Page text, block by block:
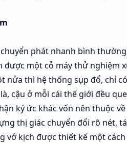
phát nhanh bình
một cỗ máy thử nghiệm
nửa thì hệ thống sụp đổ, chỉ
cậu ở mỗi cái thế giới đều
ký ức khác vốn nên thuộc
thị giác chuyển đổi rõ nét,
vở kịch được thiết kế một